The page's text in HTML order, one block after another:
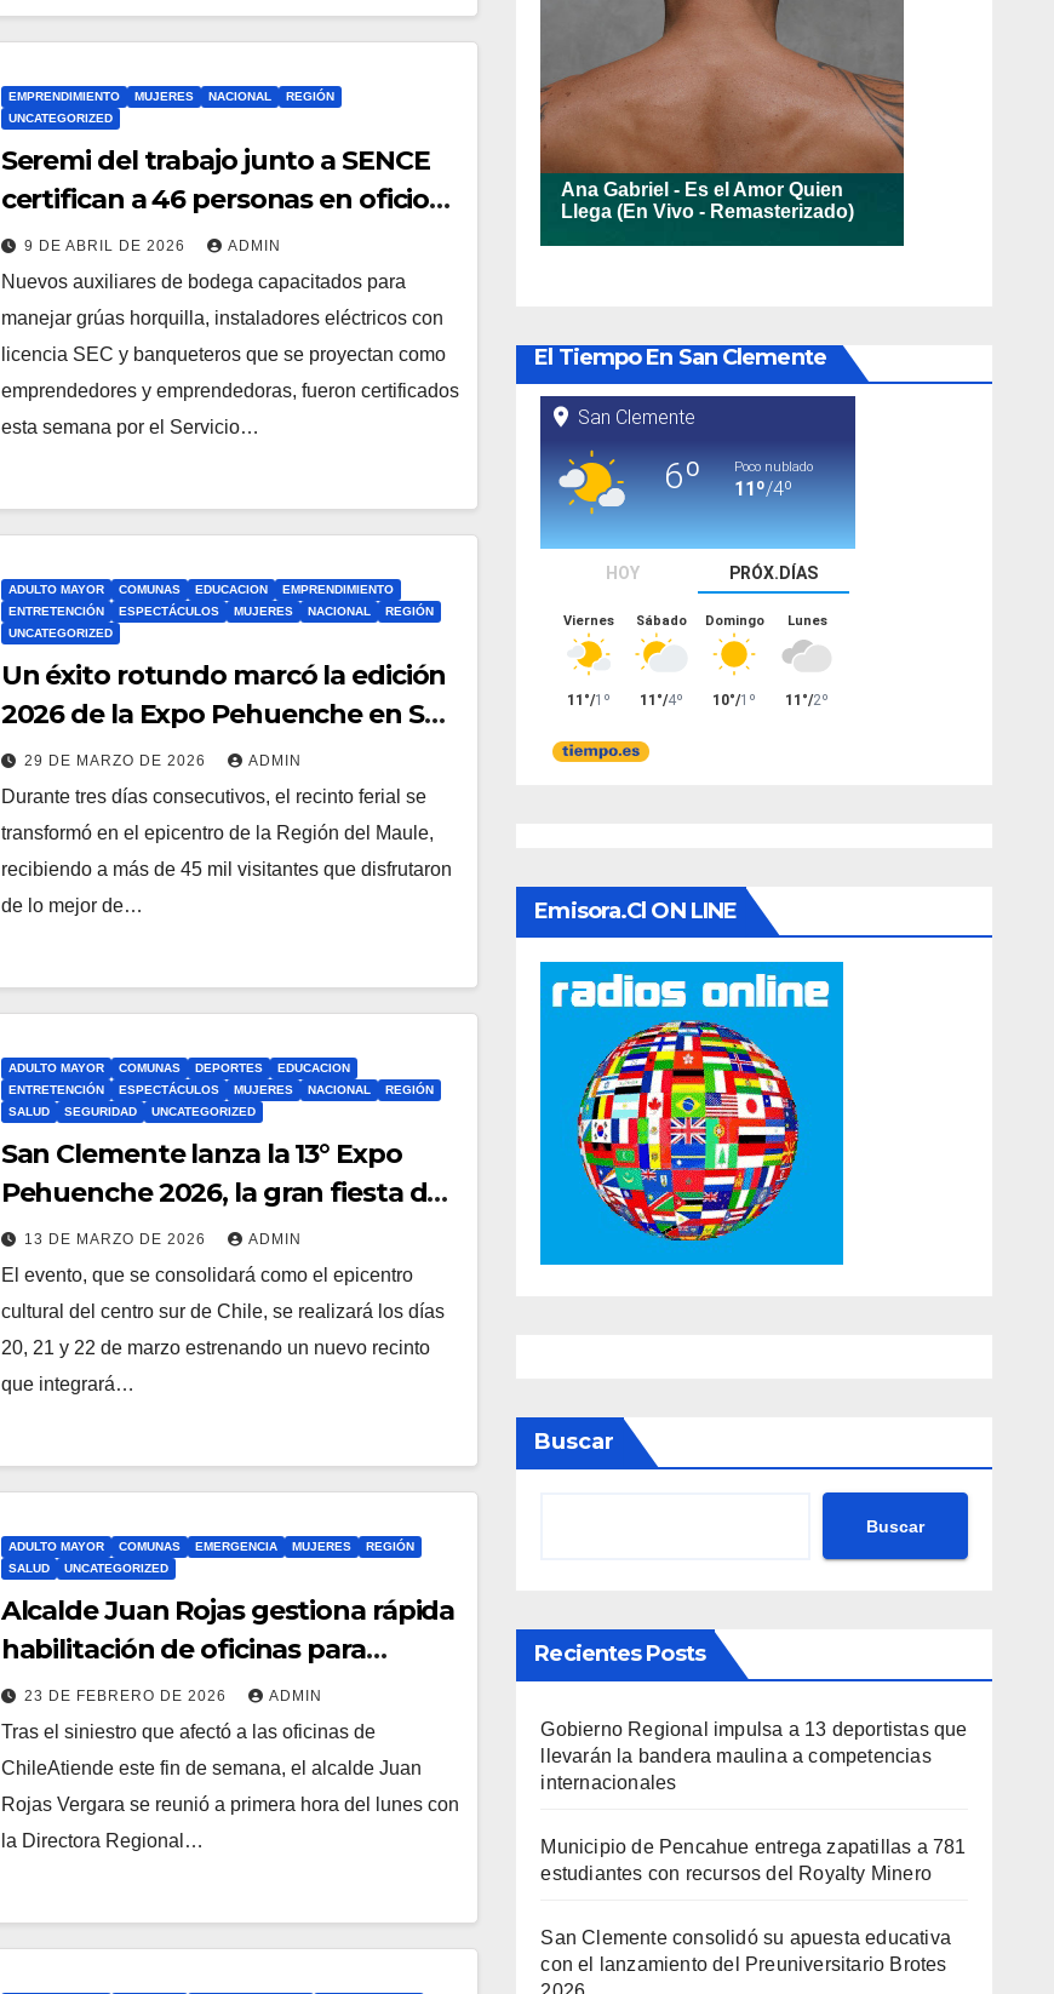
EMPRENDIMIENTO MUJERES NACIONAL
REGIÓN
UNCATEGORIZED
Seremi del trabajo junto a SENCE
certifican a 46 personas en oficios
con alta demanda
9 DE ABRIL DE 2026 ADMIN
Nuevos auxiliares de bodega capacitados para
manejar grúas horquilla, instaladores eléctricos con
licencia SEC y banqueteros que se proyectan como
emprendedores y emprendedoras, fueron certificados
esta semana por el Servicio…
ADULTO MAYOR COMUNAS EDUCACION
EMPRENDIMIENTO
ENTRETENCIÓN
ESPECTÁCULOS MUJERES NACIONAL
REGIÓN
UNCATEGORIZED
Un éxito rotundo marcó la edición
2026 de la Expo Pehuenche en San
Clemente
29 DE MARZO DE 2026 ADMIN
Durante tres días consecutivos, el recinto ferial se
transformó en el epicentro de la Región del Maule,
recibiendo a más de 45 mil visitantes que disfrutaron
de lo mejor de…
ADULTO MAYOR COMUNAS DEPORTES
EDUCACION
ENTRETENCIÓN
ESPECTÁCULOS MUJERES NACIONAL
REGIÓN
SALUD
SEGURIDAD UNCATEGORIZED
San Clemente lanza la 13° Expo
Pehuenche 2026, la gran fiesta de
las Tradiciones Campesinas del
Centro Sur de Chile
13 DE MARZO DE 2026 ADMIN
El evento, que se consolidará como el epicentro
cultural del centro sur de Chile, se realizará los días
20, 21 y 22 de marzo estrenando un nuevo recinto
que integrará…
ADULTO MAYOR COMUNAS EMERGENCIA MUJERES
REGIÓN
SALUD
UNCATEGORIZED
Alcalde Juan Rojas gestiona rápida
habilitación de oficinas para
ChileAtiende
23 DE FEBRERO DE 2026 ADMIN
Tras el siniestro que afectó a las oficinas de
ChileAtiende este fin de semana, el alcalde Juan
Rojas Vergara se reunió a primera hora del lunes con
la Directora Regional…
El Tiempo En San Clemente
Emisora.cl ON LINE
Buscar
Buscar
Recientes Posts
Gobierno Regional impulsa a 13 deportistas que
llevarán la bandera maulina a competencias
internacionales
Municipio de Pencahue entrega zapatillas a 781
estudiantes con recursos del Royalty Minero
San Clemente consolidó su apuesta educativa
con el lanzamiento del Preuniversitario Brotes